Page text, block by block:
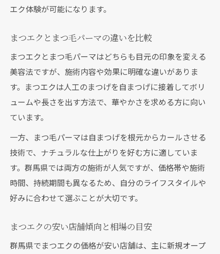
エク体験が可能になります。
まつエクとまつ毛パーマの違いを比較
まつエクとまつ毛パーマはどちらも目元の印象を変える
美容法ですが、施術内容や効果に明確な違いがありま
す。まつエクは人工のまつげを自まつげに接着してボリ
ュームや長さを出す方法で、華やかさを求める方に向い
ています。
一方、まつ毛パーマは自まつげを根元からカールさせる
技術で、ナチュラルな仕上がりを好む方に適していま
す。群馬県では両方の施術が人気ですが、価格帯や施術
時間、持続期間も異なるため、自分のライフスタイルや
好みに合わせて選ぶことが大切です。
まつエクの安い店舗傾向と相場の目安
群馬県でまつエクの価格が安い店舗は、主に新規オープ